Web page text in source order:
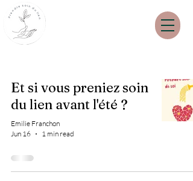
Et si vous preniez soin
du lien avant l'été ?
Emilie Franchon
Jun 16
1 min read